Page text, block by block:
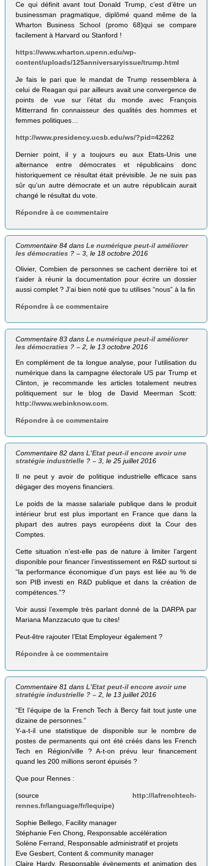
Ce qui définit avant tout Donald Trump, c’est d’être un
businessman pragmatique, diplômé quand même de la
Wharton Business School (promo 68)qui se compare
facilement à Harvard ou Stanford !
https://www.wharton.upenn.edu/wp-
content/uploads/125anniversaryissue/trump.html
Je fais le pari que le mandat de Trump ressemblera à
celui de Reagan qui par ailleurs avait une convergence de
points de vue sur l’état du monde avec François
Mitterrand fin connaisseur des qualités des hommes et
femmes politiques…
http://www.presidency.ucsb.edu/ws/?pid=42262
Dernier point, il y a toujours eu aux Etats-Unis une
alternance entre démocrates et républicains donc
historiquement ce résultat était prévisible. Je ne suis pas
sûr qu’un autre démocrate et un autre républicain aurait
changé le résultat du vote.
Répondre à ce commentaire
Commentaire 84 dansLe numérique peut-il améliorer
les démocraties ? – 3 , le 18 octobre 2016
Olivier, Combien de personnes se cachent derrière toi et
t’aider à réunir la documentation pour écrire un dossier
aussi complet ? J’ai bien noté que tu utilises “nous” à la fin
Répondre à ce commentaire
Commentaire 83 dansLe numérique peut-il améliorer
les démocraties ? – 2 , le 13 octobre 2016
En complément de ta longue analyse, pour l’utilisation du
numérique dans la campagne électorale US par Trump et
Clinton, je recommande les articles totalement neutres
politiquement sur le blog de David Meerman Scott:
http://www.webinknow.com
Répondre à ce commentaire
Commentaire 82 dansL’Etat peut-il encore avoir une
stratégie industrielle ? – 3 , le 25 juillet 2016
Il ne peut y avoir de politique industrielle efficace sans
dégager des moyens financiers.
Le poids de la masse salariale publique dans le produit
intérieur brut est plus important en France que dans la
plupart des autres pays européens dixit la Cour des
Comptes.
Cette situation n’est-elle pas de nature à limiter l’argent
disponible pour financer l’investissement en R&D surtout si
“la performance économique d’un pays est liée au % de
son PIB investi en R&D publique et dans la création de
compétences.”?
Voir aussi l’exemple très parlant donné de la DARPA par
Mariana Manzzacuto que tu cites!
Peut-être rajouter l’Etat Employeur également ?
Répondre à ce commentaire
Commentaire 81 dansL’Etat peut-il encore avoir une
stratégie industrielle ? – 2 , le 13 juillet 2016
“Et l’équipe de la French Tech à Bercy fait tout juste une
dizaine de personnes.”
Y-a-t-il une statistique de disponible sur le nombre de
postes de permanents qui ont été créés dans les French
Tech en Région/ville ? A-t-on prévu leur financement
quand les 200 millions seront épuisés ?
Que pour Rennes :
(source http://lafrenchtech-
rennes.fr/language/fr/lequipe)
Sophie Bellego, Facility manager
Stéphanie Fen Chong, Responsable accélération
Solène Ferrand, Responsable administratif et projets
Eve Gesbert, Content & community manager
Claire Hardy, Responsable évènements et animation des